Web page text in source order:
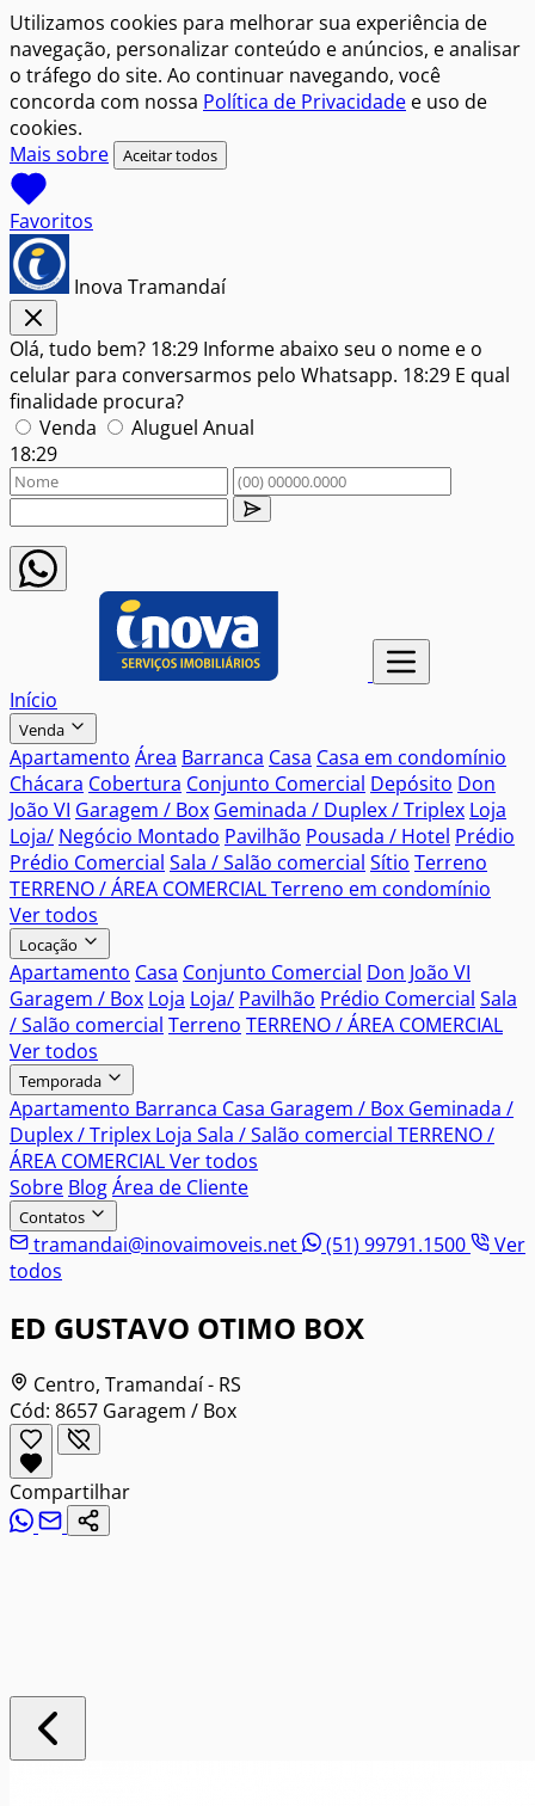
Utilizamos cookies para melhorar sua experiência de
navegação, personalizar conteúdo e anúncios, e analisar
o tráfego do site. Ao continuar navegando, você
concorda com nossa Política de Privacidade e uso de
cookies.
Mais sobre
Aceitar todos
Favoritos
Inova Tramandaí
Olá, tudo bem? 18:29 Informe abaixo seu o nome e o
celular para conversarmos pelo Whatsapp. 18:29 E qual
finalidade procura?
Venda
Aluguel Anual
18:29
Início
Venda
Apartamento Área Barranca Casa Casa em condomínio
Chácara Cobertura Conjunto Comercial Depósito Don
João VI Garagem / Box Geminada / Duplex / Triplex Loja
Loja/ Negócio Montado Pavilhão Pousada / Hotel Prédio
Prédio Comercial Sala / Salão comercial Sítio Terreno
TERRENO / ÁREA COMERCIALTerreno em condomínio
Ver todos
Locação
Apartamento Casa Conjunto Comercial Don João VI
Garagem / Box Loja Loja/ Pavilhão Prédio Comercial Sala
/ Salão comercial Terreno TERRENO / ÁREA COMERCIAL
Ver todos
Temporada
Apartamento Barranca Casa Garagem / Box Geminada /
Duplex / Triplex Loja Sala / Salão comercial TERRENO /
ÁREA COMERCIALVer todos
Sobre BlogÁrea de Cliente
Contatos
tramandai@inovaimoveis.net (51) 99791.1500
Ver
todos
ED GUSTAVO OTIMO BOX
Centro, Tramandaí - RS
Cód: 8657 Garagem / Box
Compartilhar